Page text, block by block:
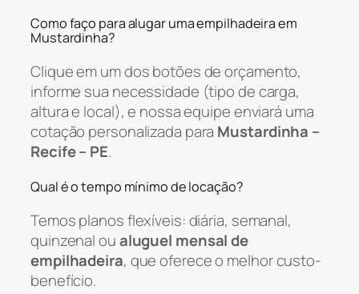
Como faço para alugar uma empilhadeira em
Mustardinha?
Clique em um dos botões de orçamento,
informe sua necessidade (tipo de carga,
altura e local), e nossa equipe enviará uma
cotação personalizada para Mustardinha –
Recife – PE.
Qual é o tempo mínimo de locação?
Temos planos flexíveis: diária, semanal,
quinzenal oualuguel mensal de
empilhadeira, que oferece o melhor custo-
benefício.